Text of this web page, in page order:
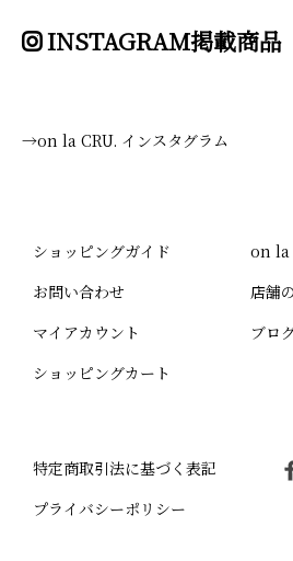
INSTAGRAM掲載商品
→on la CRU. インスタグラム
ショッピングガイド
お問い合わせ
マイアカウント
ショッピングカート
on la
店舗
ブロ
特定商取引法に基づく表記
プライバシーポリシー